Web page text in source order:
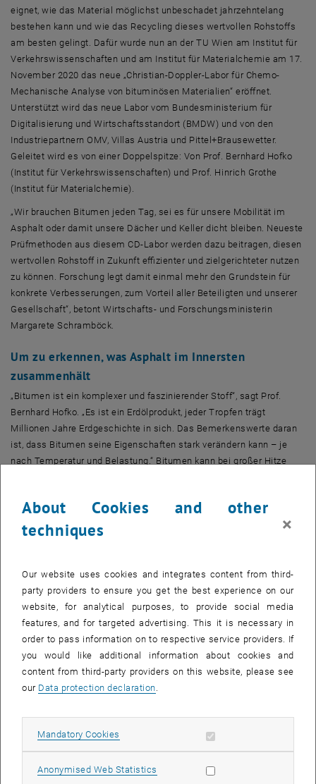
eignet, wie das Material möglichst unbeschadet jahrzehntelang
bestehen kann und wie das Recycling dieses wertvollen Rohstoffs
am besten gelingt. Dafür wurde nun an der TU Wien am Institut für
Verkehrswissenschaften und am Institut für Materialchemie am 17.
November 2020 das neue „Christian-Doppler-Labor für Chemo-
Mechanische Analyse von bituminösen Materialien“ eröffnet.
Unterstützt wird das neue Labor vom Bundesministerium für
Digitalisierung und Wirtschaftsstandort (BMDW) und von den
Industriepartnern OMV, Villas Austria und Pittel+Brausewetter.
Geleitet wird es von einer Doppelspitze: Von Prof. Bernhard Hofko
(Institut für Verkehrswissenschaften) und Prof. Hinrich Grothe
(Institut für Materialchemie).
„Wir brauchen Bitumen jeden Tag, sei es für unsere Mobilität im
Asphalt oder damit unsere Dächer und Keller dicht bleiben. Neueste
Prüfmethoden aus diesem CD-Labor werden dazu beitragen, diesen
wertvollen Rohstoff in Zukunft effizienter und zielgerichteter nutzen
zu können. Forschung legt damit einmal mehr den Grundstein für
konkrete Verbesserungen, zum Vorteil aller Beteiligten und unserer
Gesellschaft“, betont Wirtschafts- und Forschungsministerin
Margarete Schramböck.
Um zu erkennen, was Asphalt im Innersten
zusammenhält
„Bitumen ist ein komplexer und faszinierender Stoff“, sagt Prof.
Bernhard Hofko. „Es ist ein Erdölprodukt, jeder Tropfen trägt
Millionen Jahre Erdgeschichte in sich. Das Bemerkenswerte daran
ist, dass Bitumen seine Eigenschaften stark verändern kann – je
nach Temperatur und Belastung.“ Bitumen kann bei großer Hitze
Eigenschaften von Bitumen dramatisch verändern – der
Alterungsprozess des Materials spielt eine entscheidende Rolle für
die Haltbarkeit von Straßen und Abdichtungen.
sehr vielfältig“, erklärt Prof. Hinrich Grothe. „Es besteht aus einer
großen Zahl unterschiedlicher organischer Moleküle. Man braucht
ausgeklügelte Methoden, um das Verhalten von Bitumen im Detail
zu verstehen.“
„Es gibt heute noch Methoden für die Untersuchung von Asphalt und
Bitumen, die schon seit dem 19. Jahrhundert angewendet werden –
etwa genau definierte Belastungsversuche mit Nadeln, um den
war damals Hightech, wir wollen die Forschung nun aber auf den
Hightech-Stand des 21. Jahrhunderts bringen.“
mikroskopischen Methoden in den Laboren der TU Wien: „Zusätzlich
About Cookies and other
techniques
×
Our website uses cookies and integrates content from third-
party providers to ensure you get the best experience on our
website, for analytical purposes, to provide social media
features, and for targeted advertising. This it is necessary in
order to pass information on to respective service providers. If
you would like additional information about cookies and
content from third-party providers on this website, please see
our Data protection declaration
Mandatory Cookies Allow mandatory cookies
Anonymised Web Statistics Allow statistic cookies